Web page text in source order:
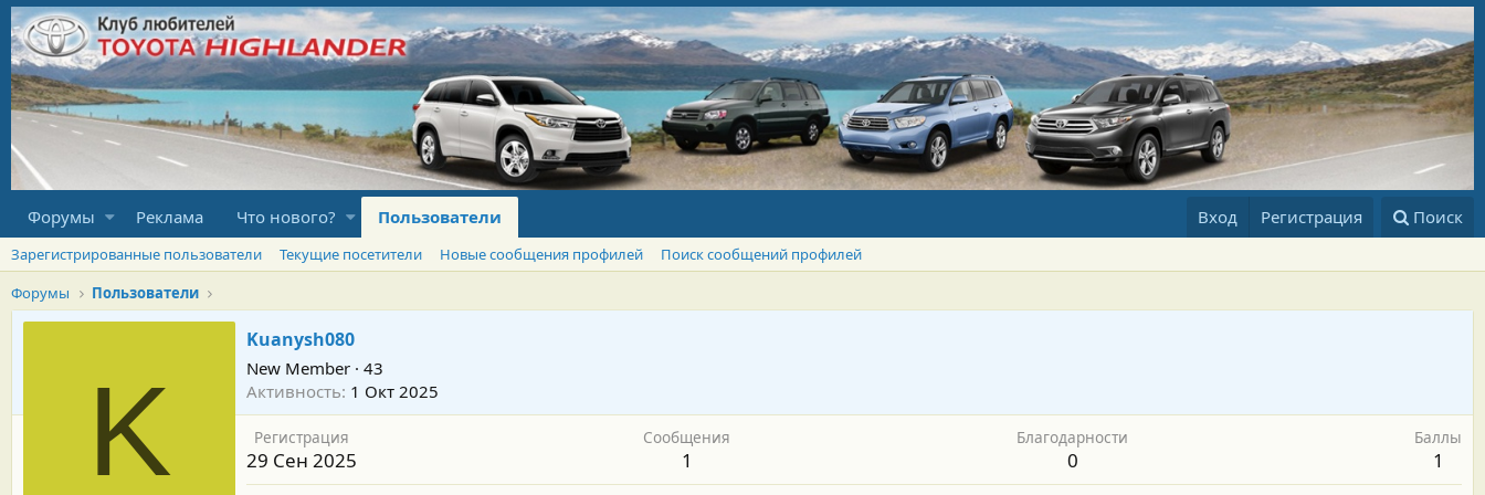
Форумы Реклама Что нового? Пользователи Вход Регистрация Поиск
Зарегистрированные пользователи Текущие посетители Новые сообщения профилей
Поиск сообщений профилей
Форумы
Пользователи
K
Kuanysh080
New Member · 43
Активность 1 Окт 2025
Регистрация
29 Сен 2025
Сообщения
1
Благодарности
0
Баллы
1